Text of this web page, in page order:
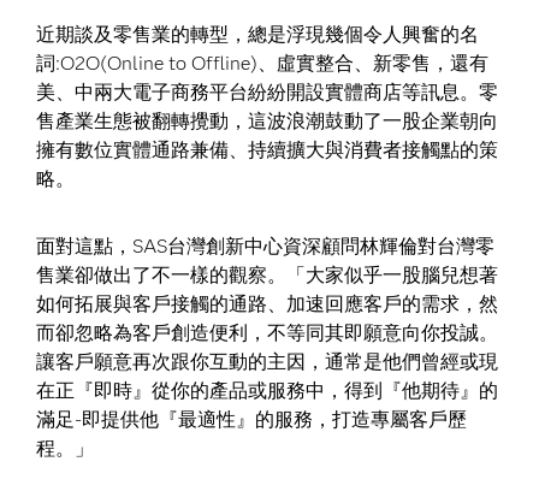
近期談及零售業的轉型，總是浮現幾個令人興奮的名
詞:O2O(Online to Offline)、虛實整合、新零售，還有
美、中兩大電子商務平台紛紛開設實體商店等訊息。零
售產業生態被翻轉攪動，這波浪潮鼓動了一股企業朝向
擁有數位實體通路兼備、持續擴大與消費者接觸點的策
略。
面對這點，SAS台灣創新中心資深顧問林輝倫對台灣零
售業卻做出了不一樣的觀察。「大家似乎一股腦兒想著
如何拓展與客戶接觸的通路、加速回應客戶的需求，然
而卻忽略為客戶創造便利，不等同其即願意向你投誠。
讓客戶願意再次跟你互動的主因，通常是他們曾經或現
在正『即時』從你的產品或服務中，得到『他期待』的
滿足-即提供他『最適性』的服務，打造專屬客戶歷
程。」